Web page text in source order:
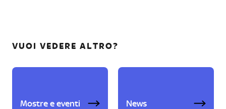
VUOI VEDERE ALTRO?
Mostre e eventi News